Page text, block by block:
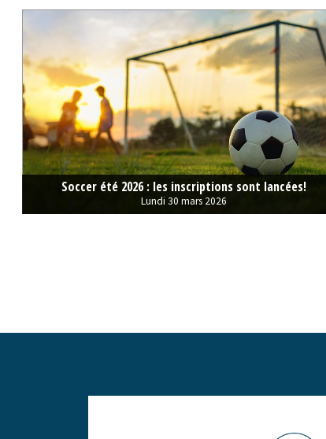
Soccer été 2026 : les inscriptions sont lancées!
Lundi 30 mars 2026